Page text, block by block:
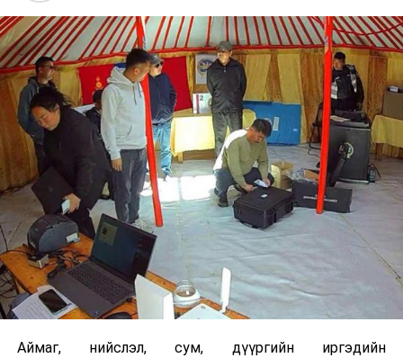
Аймаг, нийслэл, сум, дүүргийн иргэдийн